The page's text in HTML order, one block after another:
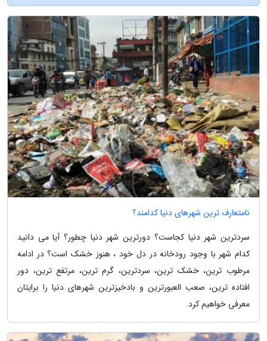
نامتعارف ترین شهرهای دنیا کدامند؟
سردترین شهر دنیا کجاست؟ دورترین شهر دنیا چطور؟ آیا می دانید
کدام شهر با وجود رودخانه در دل خود ، هنوز خشک است؟ در ادامه
مرطوب ترین، خشک ترین، سردترین، گرم ترین، مرتفع ترین، دور
افتاده ترین، صعب العبورترین و بادخیزترین شهرهای دنیا را برایتان
معرفی خواهیم کرد.